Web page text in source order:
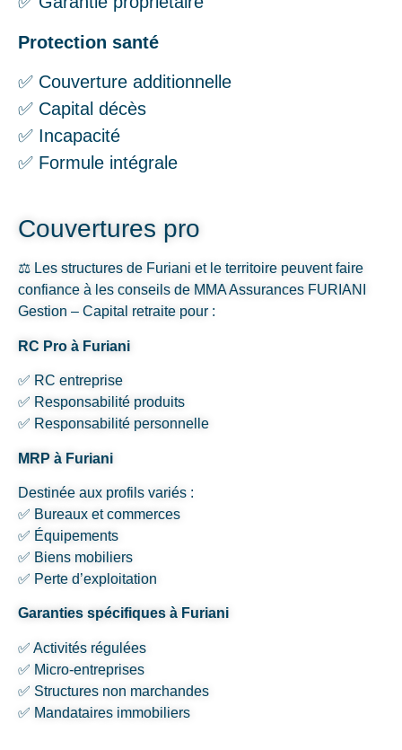
Protection santé
✅ Couverture additionnelle
✅ Capital décès
✅ Incapacité
✅ Formule intégrale
Couvertures pro
⚖️ Les structures de Furiani et le territoire peuvent faire
confiance à les conseils de MMA Assurances FURIANI
Gestion – Capital retraite pour :
RC Pro à Furiani
✅ RC entreprise
✅ Responsabilité produits
✅ Responsabilité personnelle
MRP à Furiani
Destinée aux profils variés :
✅ Bureaux et commerces
✅ Équipements
✅ Biens mobiliers
✅ Perte d’exploitation
Garanties spécifiques à Furiani
✅ Activités régulées
✅ Micro-entreprises
✅ Structures non marchandes
✅ Mandataires immobiliers